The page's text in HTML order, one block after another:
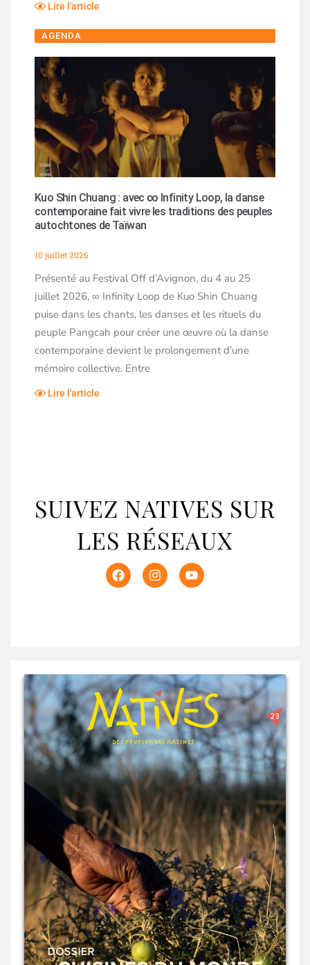
Lire l'article
AGENDA
Kuo Shin Chuang : avec ∞ Infinity Loop, la danse
contemporaine fait vivre les traditions des peuples
autochtones de Taïwan
10 juillet 2026
Présenté au Festival Off d’Avignon, du 4 au 25
juillet 2026, ∞ Infinity Loop de Kuo Shin Chuang
puise dans les chants, les danses et les rituels du
peuple Pangcah pour créer une œuvre où la danse
contemporaine devient le prolongement d’une
mémoire collective. Entre
Lire l'article
SUIVEZ NATIVES SUR
LES RÉSEAUX